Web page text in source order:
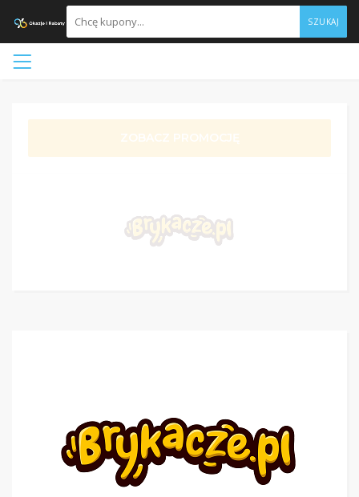
SZUKAJ
ZOBACZ PROMOCJĘ